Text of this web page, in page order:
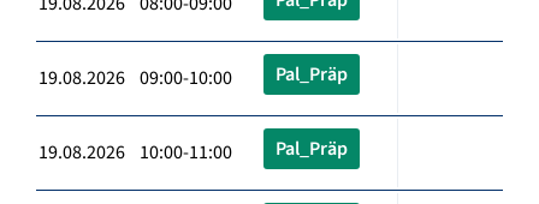
19.08.2026 09:00-10:00 Pal_Präp
19.08.2026 10:00-11:00 Pal_Präp